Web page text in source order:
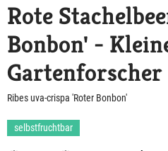
Rote
Bonbon' -
Gartenforscher
Ribes uva-crispa 'Roter Bonbon'
selbstfruchtbar